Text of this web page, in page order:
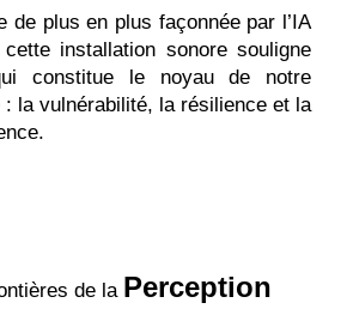
de plus en plus façonnée par l’IA
installation sonore souligne
constitue le noyau de notre
: la vulnérabilité, la résilience et la
de la Perception